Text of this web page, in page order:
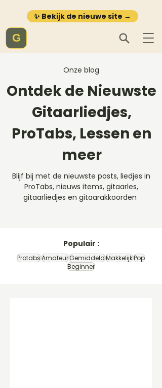
✨ Bekijk de nieuwe site →
G
Onze blog
Ontdek de Nieuwste
Gitaarliedjes,
ProTabs, Lessen en
meer
Blijf bij met de nieuwste posts, liedjes in
ProTabs, nieuws items, gitaarles,
gitaarliedjes en gitaarakkoorden
Populair :
ProtabsAmateurGemiddeldMakkelijkPop
Beginner